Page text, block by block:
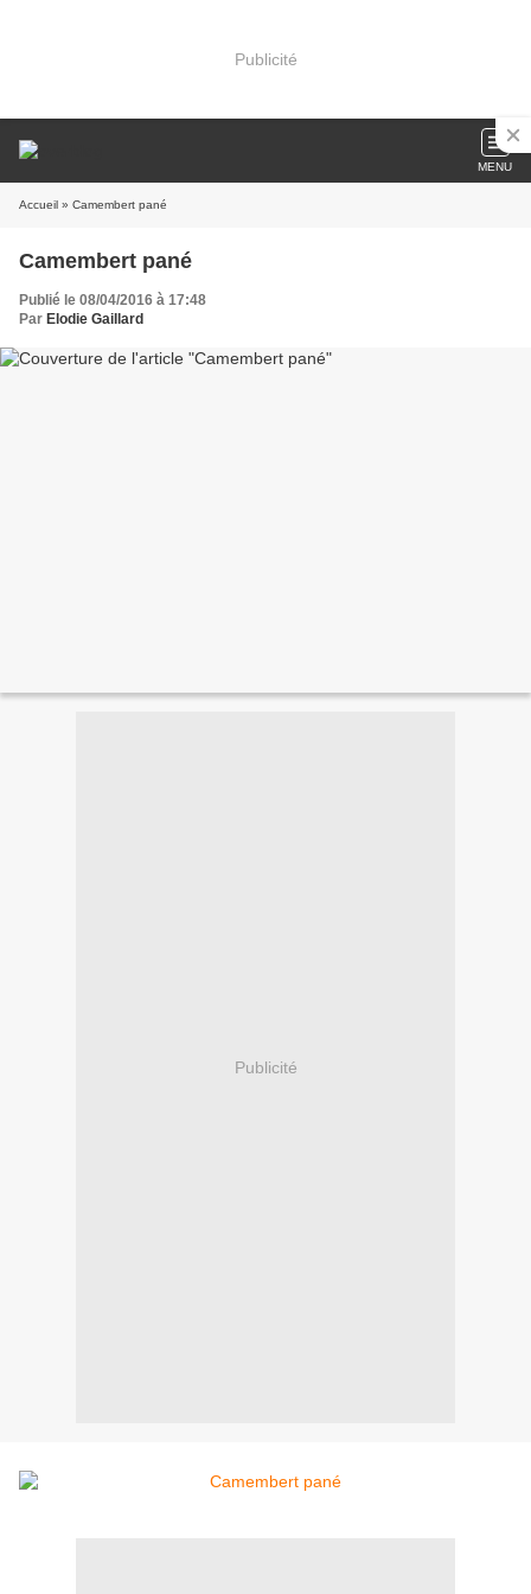
Publicité
MENU
Accueil » Camembert pané
Camembert pané
Publié le 08/04/2016 à 17:48
Par Elodie Gaillard
Publicité